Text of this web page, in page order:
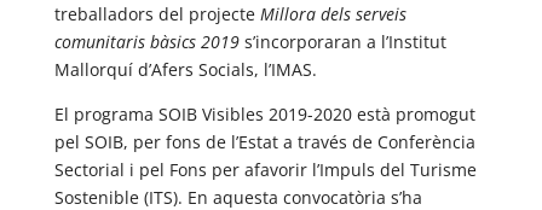
treballadors del projecte Millora dels serveis
comunitaris bàsics 2019s’incorporaran a l’Institut
Mallorquí d’Afers Socials, l’IMAS.
El programa SOIB Visibles 2019-2020 està promogut
pel SOIB, per fons de l’Estat a través de Conferència
Sectorial i pel Fons per afavorir l’Impuls del Turisme
Sostenible (ITS). En aquesta convocatòria s’ha